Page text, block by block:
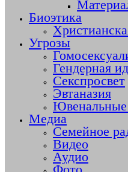
Биоэтика
Угрозы
Гендерная
Секспросвет
Эвтаназия
Ювенальные
Медиа
Семейное
Видео
Аудио